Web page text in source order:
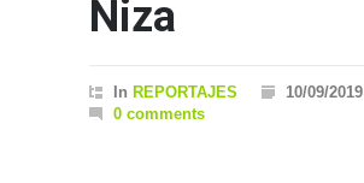
Niza
In REPORTAJES
10/09/2019
0 comments